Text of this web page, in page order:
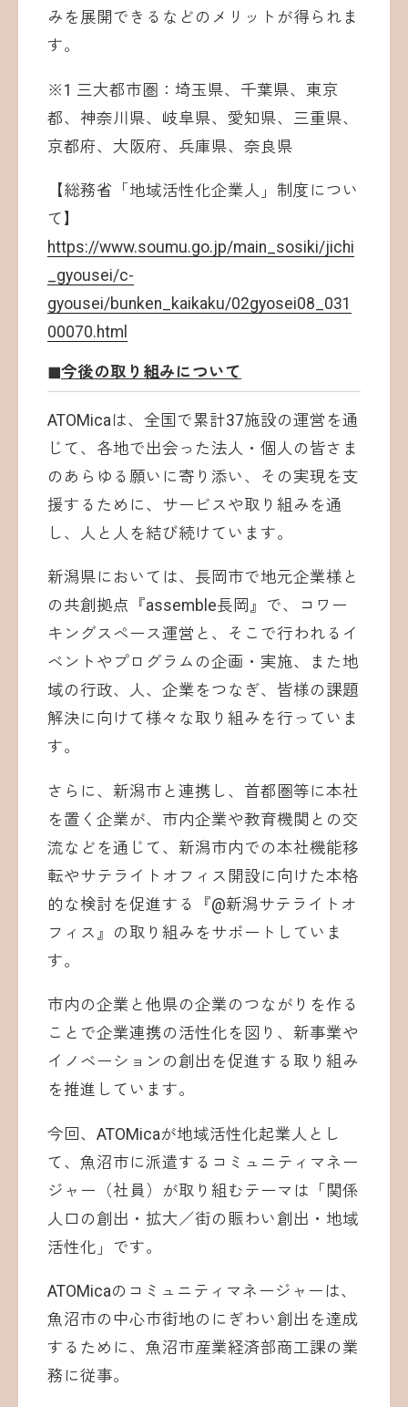
みを展開できるなどのメリットが得られま
す。
※1 三大都市圏：埼玉県、千葉県、東京
都、神奈川県、岐阜県、愛知県、三重県、
京都府、大阪府、兵庫県、奈良県
【総務省「地域活性化企業人」制度につい
て】
https://www.soumu.go.jp/main_sosiki/jichi
_gyousei/c-
gyousei/bunken_kaikaku/02gyosei08_031
00070.html
◼︎今後の取り組みについて
ATOMicaは、全国で累計37施設の運営を通
じて、各地で出会った法人・個人の皆さま
のあらゆる願いに寄り添い、その実現を支
援するために、サービスや取り組みを通
し、人と人を結び続けています。
新潟県においては、長岡市で地元企業様と
の共創拠点『assemble長岡』で、コワー
キングスペース運営と、そこで行われるイ
ベントやプログラムの企画・実施、また地
域の行政、人、企業をつなぎ、皆様の課題
解決に向けて様々な取り組みを行っていま
す。
さらに、新潟市と連携し、首都圏等に本社
を置く企業が、市内企業や教育機関との交
流などを通じて、新潟市内での本社機能移
転やサテライトオフィス開設に向けた本格
的な検討を促進する『@新潟サテライトオ
フィス』の取り組みをサポートしていま
す。
市内の企業と他県の企業のつながりを作る
ことで企業連携の活性化を図り、新事業や
イノベーションの創出を促進する取り組み
を推進しています。
今回、ATOMicaが地域活性化起業人とし
て、魚沼市に派遣するコミュニティマネー
ジャー（社員）が取り組むテーマは「関係
人口の創出・拡大／街の賑わい創出・地域
活性化」です。
ATOMicaのコミュニティマネージャーは、
魚沼市の中心市街地のにぎわい創出を達成
するために、魚沼市産業経済部商工課の業
務に従事。